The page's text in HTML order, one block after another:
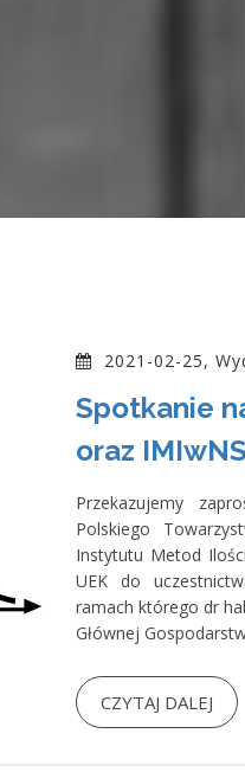
2021-02-25,
Spotkanie
oraz
Przekazujemy
Polskiego
Instytutu Metod
UEK do
ramach którego dr
Głównej
CZYTAJ DALEJ